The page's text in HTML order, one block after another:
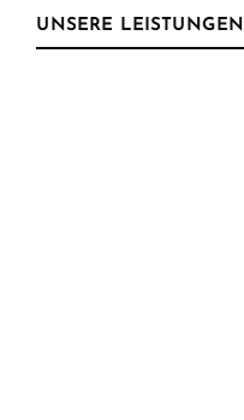
UNSERE LEISTUNGEN